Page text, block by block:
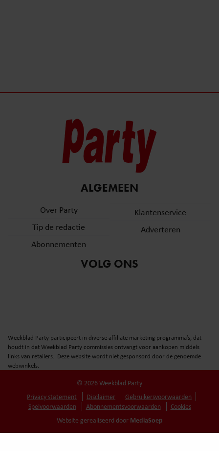
ALGEMEEN
Over Party
Tip de redactie
Abonnementen
Klantenservice
Adverteren
VOLG ONS
Weekblad Party participeert in diverse affiliate marketing programma’s, dat
houdt in dat Weekblad Party commissies ontvangt voor aankopen middels
links van retailers. Deze website wordt niet gesponsord door de genoemde
webwinkels.
© 2026 Weekblad Party
Privacy statement
Disclaimer
Gebruikersvoorwaarden
Spelvoorwaarden
Abonnementsvoorwaarden
Cookies
Website gerealiseerd door MediaSoep